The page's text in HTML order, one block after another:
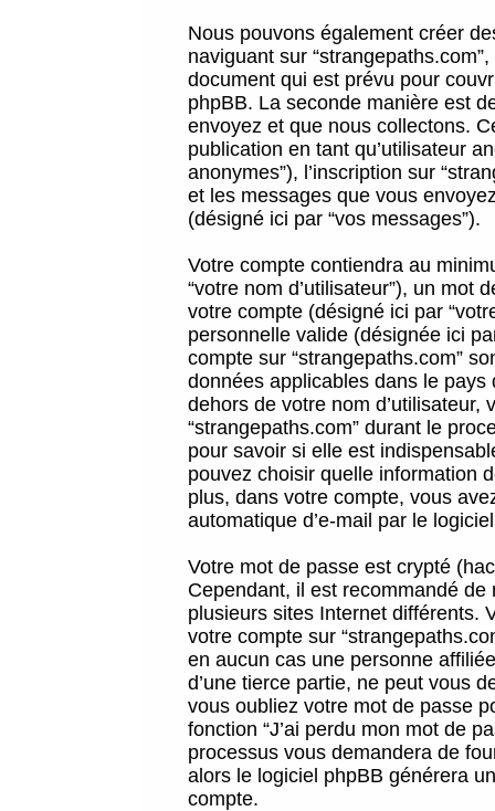
Nous pouvons également créer
naviguant sur
document qui est prévu pour
phpBB. La seconde manière est
envoyez et que nous collectons.
publication en tant qu’utilisateur
anonymes”), l’inscription sur
et les messages que vous
(désigné ici par “vos messages”).
Votre compte contiendra au
“votre nom d’utilisateur”), un mot
votre compte (désigné ici par
personnelle valide (désignée ici
compte sur “strangepaths.com”
données applicables dans le
dehors de votre nom
“strangepaths.com” durant le
pour savoir si elle est
pouvez choisir quelle information
plus, dans votre compte, vous
automatique d’e-mail par le
Votre mot de passe est crypté
Cependant, il est recommandé
plusieurs sites Internet différents.
votre compte sur
en aucun cas une personne
d’une tierce partie, ne peut vous
vous oubliez votre mot de passe
fonction “J’ai perdu mon mot de
processus vous demandera de
alors le logiciel phpBB générera
compte.